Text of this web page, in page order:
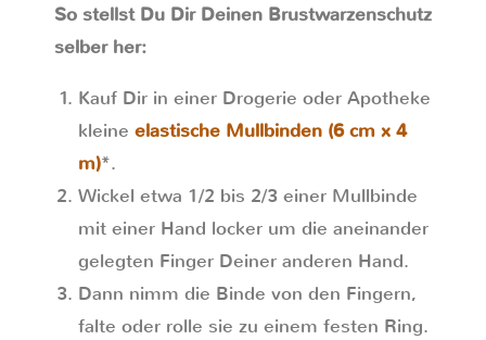
So stellst Du Dir Deinen Brustwarzenschutz
selber her:
Kauf Dir in einer Drogerie oder Apotheke
kleine elastische Mullbinden (6 cm x 4
m)*.
Wickel etwa 1/2 bis 2/3 einer Mullbinde
mit einer Hand locker um die aneinander
gelegten Finger Deiner anderen Hand.
Dann nimm die Binde von den Fingern,
falte oder rolle sie zu einem festen Ring.